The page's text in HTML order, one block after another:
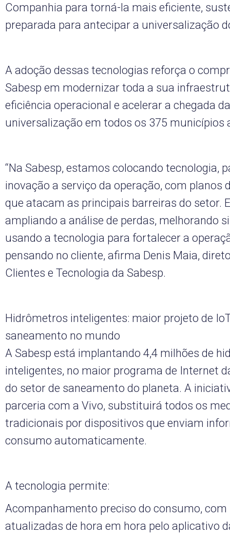
Companhia para torná-la mais eficiente,
preparada para antecipar a universalização
A adoção dessas tecnologias reforça o
Sabesp em modernizar toda a sua
eficiência operacional e acelerar a chegada da
universalização em todos os 375 municípios
“Na Sabesp, estamos colocando tecnologia,
inovação a serviço da operação, com planos
que atacam as principais barreiras do setor.
ampliando a análise de perdas, melhorando
usando a tecnologia para fortalecer a
pensando no cliente, afirma Denis Maia,
Clientes e Tecnologia da Sabesp.
Hidrômetros inteligentes: maior projeto de
saneamento no mundo
A Sabesp está implantando 4,4 milhões de
inteligentes, no maior programa de Internet
do setor de saneamento do planeta. A
parceria com a Vivo, substituirá todos os
tradicionais por dispositivos que enviam
consumo automaticamente.
A tecnologia permite:
Acompanhamento preciso do consumo,
atualizadas de hora em hora pelo aplicativo